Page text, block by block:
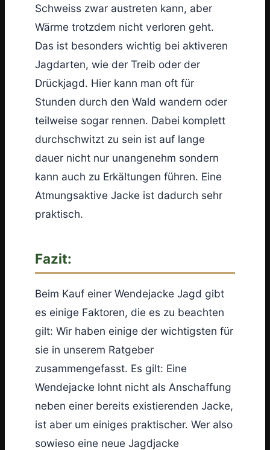
Schweiss zwar austreten kann, aber
Wärme trotzdem nicht verloren geht.
Das ist besonders wichtig bei aktiveren
Jagdarten, wie der Treib oder der
Drückjagd. Hier kann man oft für
Stunden durch den Wald wandern oder
teilweise sogar rennen. Dabei komplett
durchschwitzt zu sein ist auf lange
dauer nicht nur unangenehm sondern
kann auch zu Erkältungen führen. Eine
Atmungsaktive Jacke ist dadurch sehr
praktisch.
Fazit:
Beim Kauf einer Wendejacke Jagd gibt
es einige Faktoren, die es zu beachten
gilt: Wir haben einige der wichtigsten für
sie in unserem Ratgeber
zusammengefasst. Es gilt: Eine
Wendejacke lohnt nicht als Anschaffung
neben einer bereits existierenden Jacke,
ist aber um einiges praktischer. Wer also
sowieso eine neue Jagdjacke